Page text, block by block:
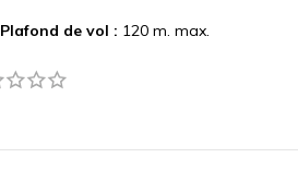
Plafond de vol : 120 m. max.